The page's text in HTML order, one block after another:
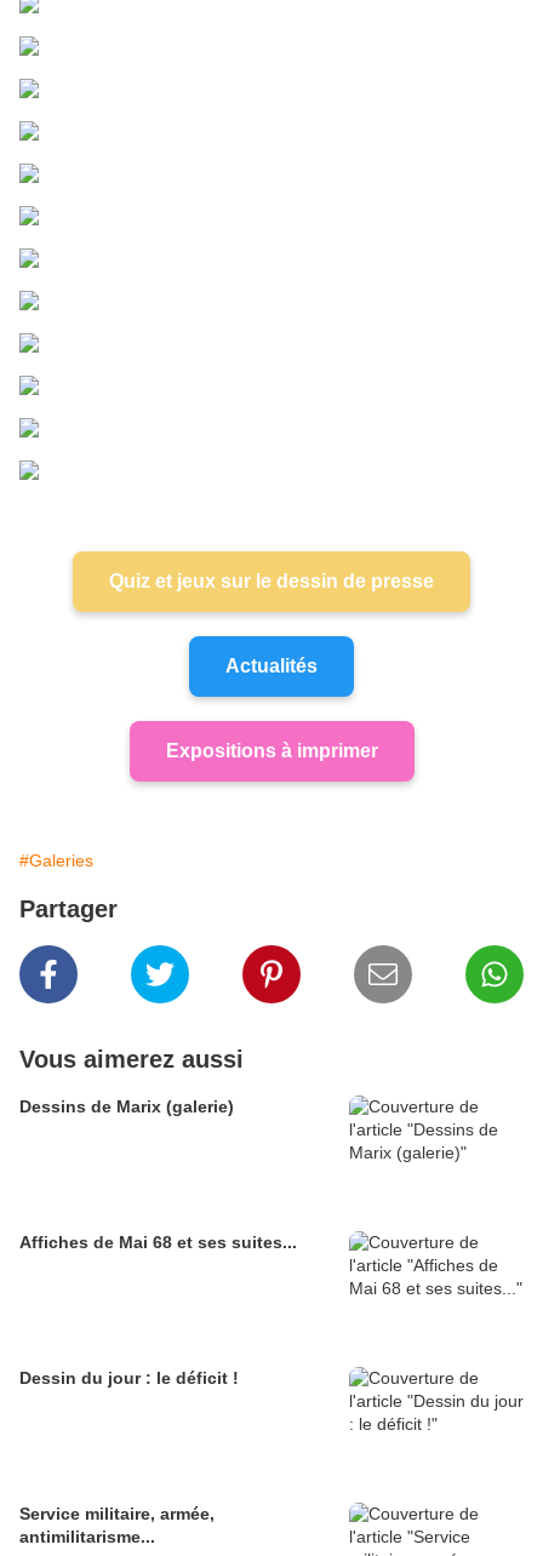
Quiz et jeux sur le dessin de presse
Actualités
Expositions à imprimer
#Galeries
Partager
Vous aimerez aussi
Dessins de Marix (galerie)
Affiches de Mai 68 et ses suites...
Dessin du jour : le déficit !
Service militaire, armée,
antimilitarisme...